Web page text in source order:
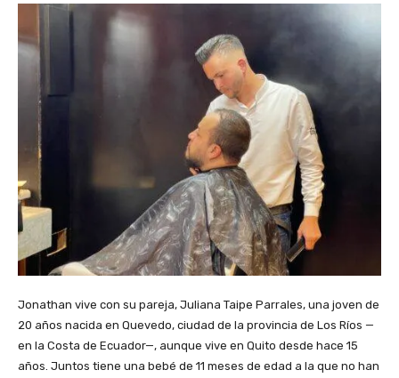
Jonathan vive con su pareja, Juliana Taipe Parrales, una joven de
20 años nacida en Quevedo, ciudad de la provincia de Los Ríos —
en la Costa de Ecuador—, aunque vive en Quito desde hace 15
años. Juntos tiene una bebé de 11 meses de edad a la que no han